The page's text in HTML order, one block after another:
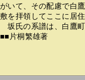
がいて、その配慮で白
敷を拝領してここに居
坂氏の系譜は、白鷹
■■片桐繁雄著